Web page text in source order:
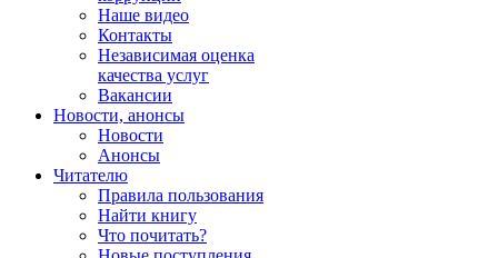
Наше видео
Контакты
Независимая оценка
качества услуг
Вакансии
Новости, анонсы
Новости
Анонсы
Читателю
Правила пользования
Найти книгу
Что почитать?